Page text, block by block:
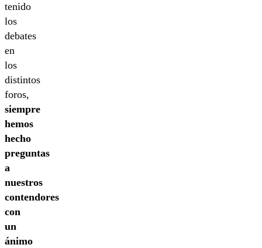
tenido
los
debates
en
los
distintos
foros,
siempre
hemos
hecho
preguntas
a
nuestros
contendores
con
un
ánimo